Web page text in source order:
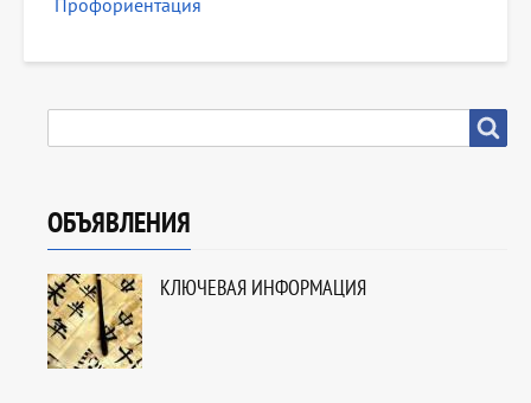
Профориентация
ОБЪЯВЛЕНИЯ
КЛЮЧЕВАЯ ИНФОРМАЦИЯ